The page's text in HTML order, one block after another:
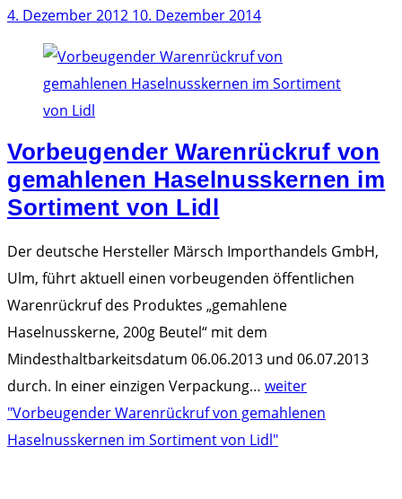
4. Dezember 2012 10. Dezember 2014
Vorbeugender Warenrückruf von
gemahlenen Haselnusskernen im
Sortiment von Lidl
Der deutsche Hersteller Märsch Importhandels GmbH,
Ulm, führt aktuell einen vorbeugenden öffentlichen
Warenrückruf des Produktes „gemahlene
Haselnusskerne, 200g Beutel“ mit dem
Mindesthaltbarkeitsdatum 06.06.2013 und 06.07.2013
durch. In einer einzigen Verpackung… weiter
"Vorbeugender Warenrückruf von gemahlenen
Haselnusskernen im Sortiment von Lidl"